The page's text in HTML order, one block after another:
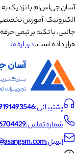
الکترونیک، آموزش تخصصی
جانبی، با تکیه بر تیمی
قرار داده است.درباره ما
پشتیبانی:
شماره تماس:
ایمیل: